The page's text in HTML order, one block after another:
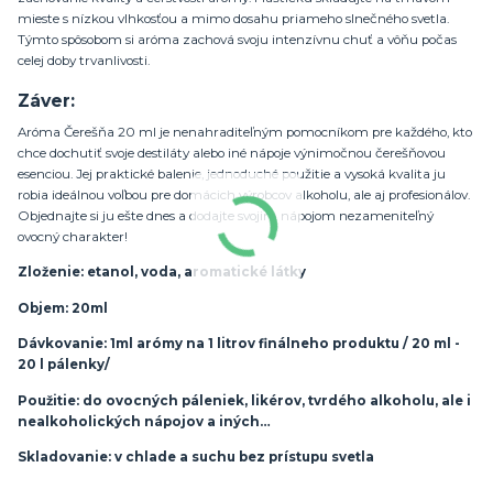
mieste s nízkou vlhkosťou a mimo dosahu priameho slnečného svetla.
Týmto spôsobom si aróma zachová svoju intenzívnu chuť a vôňu počas
celej doby trvanlivosti.
Záver:
Aróma Čerešňa 20 ml je nenahraditeľným pomocníkom pre každého, kto
chce dochutiť svoje destiláty alebo iné nápoje výnimočnou čerešňovou
esenciou. Jej praktické balenie, jednoduché použitie a vysoká kvalita ju
robia ideálnou voľbou pre domácich výrobcov alkoholu, ale aj profesionálov.
Objednajte si ju ešte dnes a dodajte svojim nápojom nezameniteľný
ovocný charakter!
Zloženie: etanol, voda, aromatické látky
Objem: 20ml
Dávkovanie: 1ml arómy na 1 litrov finálneho produktu / 20 ml -
20 l pálenky/
Použitie: do ovocných páleniek, likérov, tvrdého alkoholu, ale i
nealkoholických nápojov a iných…
Skladovanie: v chlade a suchu bez prístupu svetla